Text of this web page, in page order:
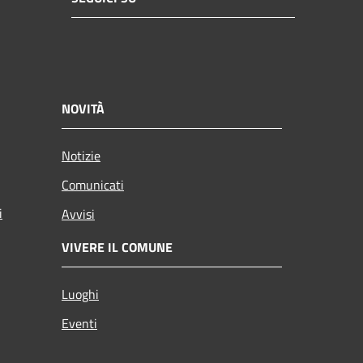
NOVITÀ
Notizie
Comunicati
Avvisi
VIVERE IL COMUNE
Luoghi
Eventi